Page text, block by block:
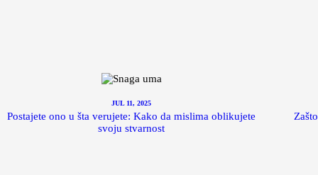
JUL 11, 2025
Postajete ono u šta verujete: Kako da mislima oblikujete
svoju stvarnost